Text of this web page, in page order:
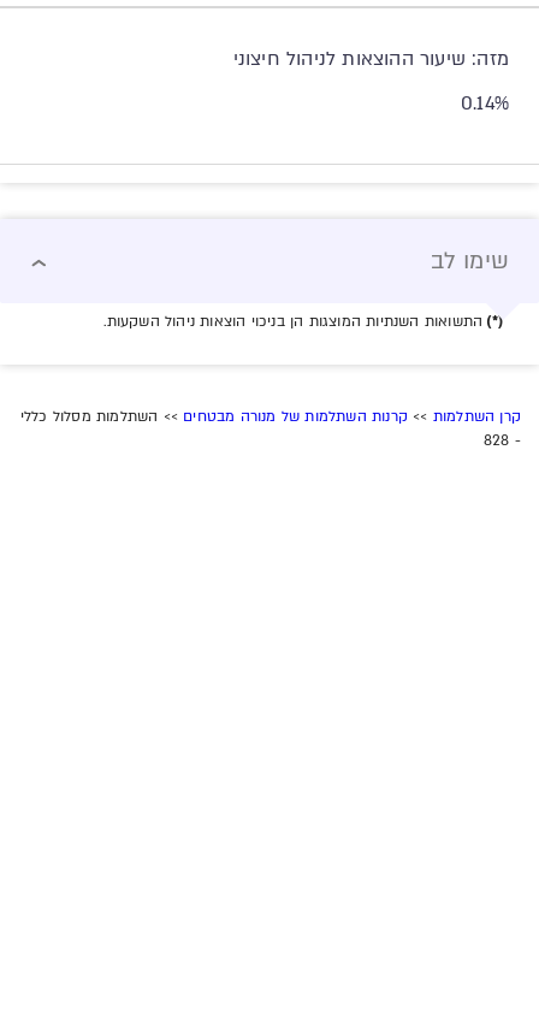
מזה: שיעור ההוצאות לניהול חיצוני
0.14%
שימו לב
(*) התשואות השנתיות המוצגות הן בניכוי הוצאות ניהול השקעות.
קרן השתלמות >> קרנות השתלמות של מנורה מבטחים >> השתלמות מסלול כללי
- 828